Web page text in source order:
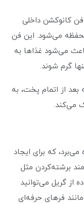
فن کانوکشن داخلی
می‌شود. این فن
می‌شود غذاها به
گرم شوند.
از اتمام پخت، به
می‌کند.
می‌برد، که برای ایجاد
برشته‌کردن مثل
از گریل می‌توانید
فرهای حرفه‌ای